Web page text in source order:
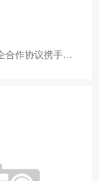
内蒙古商贸职业学院与奇安信集团签署校企合作协议携手共育网络安全技能人才